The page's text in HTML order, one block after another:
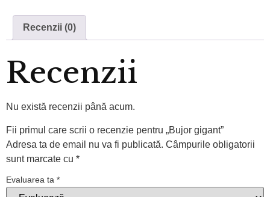
Recenzii (0)
Recenzii
Nu există recenzii până acum.
Fii primul care scrii o recenzie pentru „Bujor gigant”
Adresa ta de email nu va fi publicată. Câmpurile obligatorii
sunt marcate cu *
Evaluarea ta *